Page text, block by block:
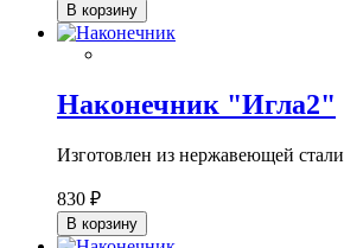
В корзину
Наконечник "Игла2"
Изготовлен из нержавеющей стали
830 ₽
В корзину